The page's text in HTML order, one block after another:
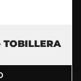
TOBILLERA